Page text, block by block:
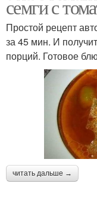
семги с
Простой рецепт
за 45 мин. И
порций. Готовое
читать дальше →